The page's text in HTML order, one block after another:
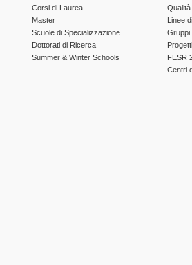
Corsi di Laurea
Master
Scuole di Specializzazione
Dottorati di Ricerca
Summer & Winter Schools
Linee
Gruppi
FESR
Centri